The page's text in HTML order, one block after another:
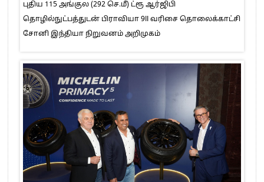
புதிய 115 அங்குல (292 செ.மீ) ட்ரூ ஆர்ஜிபி
தொழில்நுட்பத்துடன் பிராவியா 9II வரிசை தொலைக்காட்சி
சோனி இந்தியா நிறுவனம் அறிமுகம்